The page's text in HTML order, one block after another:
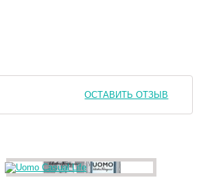
ОСТАВИТЬ ОТЗЫВ